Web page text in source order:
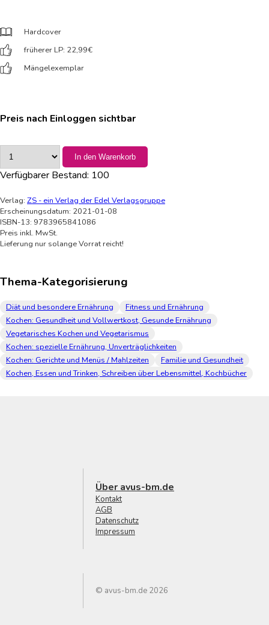
Hardcover
früherer LP: 22,99€
Mängelexemplar
Preis nach Einloggen sichtbar
In den Warenkorb
Verfügbarer Bestand: 100
Verlag: ZS - ein Verlag der Edel Verlagsgruppe
Erscheinungsdatum: 2021-01-08
ISBN-13: 9783965841086
Preis inkl. MwSt.
Lieferung nur solange Vorrat reicht!
Thema-Kategorisierung
Diät und besondere Ernährung
Fitness und Ernährung
Kochen: Gesundheit und Vollwertkost, Gesunde Ernährung
Vegetarisches Kochen und Vegetarismus
Kochen: spezielle Ernährung, Unverträglichkeiten
Kochen: Gerichte und Menüs / Mahlzeiten
Familie und Gesundheit
Kochen, Essen und Trinken, Schreiben über Lebensmittel, Kochbücher
Über avus-bm.de
Kontakt
AGB
Datenschutz
Impressum
© avus-bm.de 2026